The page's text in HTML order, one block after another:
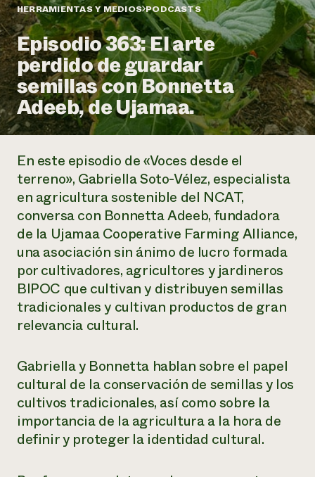
Informes anuales y financieros
Historias de impacto
Informe de
impacto 2024
LEER EL INFORME
Latinos en la agricultura
Sistemas alimentarios locales
Agricultura urbana
Las mujeres en la agricultura
Evento anual de reciclaje de productos electrónicos
Programa de descuentos de NorthWestern Energy
Servicios energéticos comerciales
Servicios energéticos residenciales
LIHEAP
Centro de intercambio de información AgriSolar
Blog
Podcasts
Publicaciones
Cursos cortos
Vídeos
Oportunidades de financiación
Noticias
Internship Hub
Buscar prácticas
Contratar a un becario
un
Llame a la
directa de
1-800-346-
Asociaciones empresariales
Donar
Donaciones planificadas
Boletín
Consultas de los medios de comunicación
Todos
contribuyen a la
resiliencia de la
comunidad.
DONAR AHORA
HERRAMIENTAS Y MEDIOS PODCASTS
Episodio 363: El arte
perdido de guardar
semillas con Bonnetta
Adeeb, de Ujamaa.
En este episodio de«Voces desde el
terreno», Gabriella Soto-Vélez, especialista
en agricultura sostenible del NCAT,
conversa con Bonnetta Adeeb, fundadora
de la Ujamaa Cooperative Farming Alliance,
una asociación sin ánimo de lucro formada
por cultivadores, agricultores y jardineros
BIPOC que cultivan y distribuyen semillas
tradicionales y cultivan productos de gran
relevancia cultural.
Gabriella y Bonnetta hablan sobre el papel
cultural de la conservación de semillas y los
cultivos tradicionales, así como sobre la
importancia de la agricultura a la hora de
definir y proteger la identidad cultural.